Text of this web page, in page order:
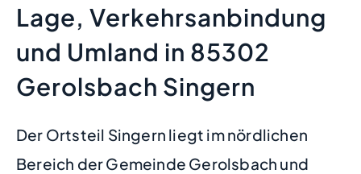
Lage, Verkehrsanbindung
und Umland in 85302
Gerolsbach Singern
Der Ortsteil Singern liegt im nördlichen
Bereich der Gemeinde Gerolsbach und